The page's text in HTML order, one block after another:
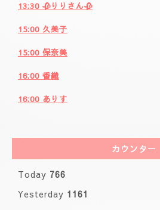
13:30 🥀りりさん🥀
15:00 久美子
15:00 保奈美
16:00 香織
16:00 ありす
カウンター
Today 766
Yesterday 1161